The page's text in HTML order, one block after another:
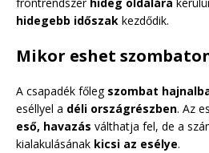
hidegebb időszak kezdődik.
Mikor eshet
A csapadék főleg szombat
eséllyel a déli országrészben. Az
eső, havazás válthatja fel, de a
kialakulásának kicsi az esélye.